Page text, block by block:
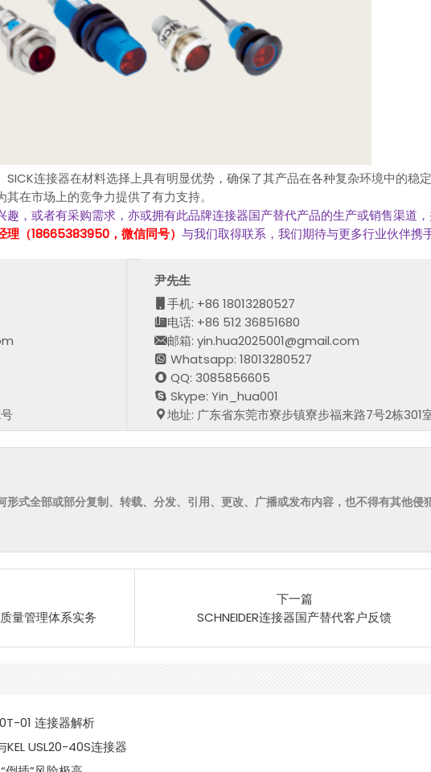
连接器在材料选择上具有明显优势，确保了其产品在各种复杂环境中的稳
在市场上的竞争力提供了有力支持。
，或者有采购需求，亦或拥有此品牌连接器国产替代产品的生产或销售渠道
理（18665383950，微信同号） 与我们取得联系，我们期待与更多行业伙伴携
尹先生
手机: +86 18013280527
电话: +86 512 36851680
邮箱: yin.hua2025001@gmail.com
Whatsapp: 18013280527
QQ: 3085856605
Skype: Yin_hua001
地址: 广东省东莞市寮步镇寮步福来路7号2栋301
式全部或部分复制、转载、分发、引用、更改、广播或发布内容，也不得有其他侵
量管理体系实务
下一篇
SCHNEIDER连接器国产替代客户反馈
01 连接器解析
USL20-40S连接器